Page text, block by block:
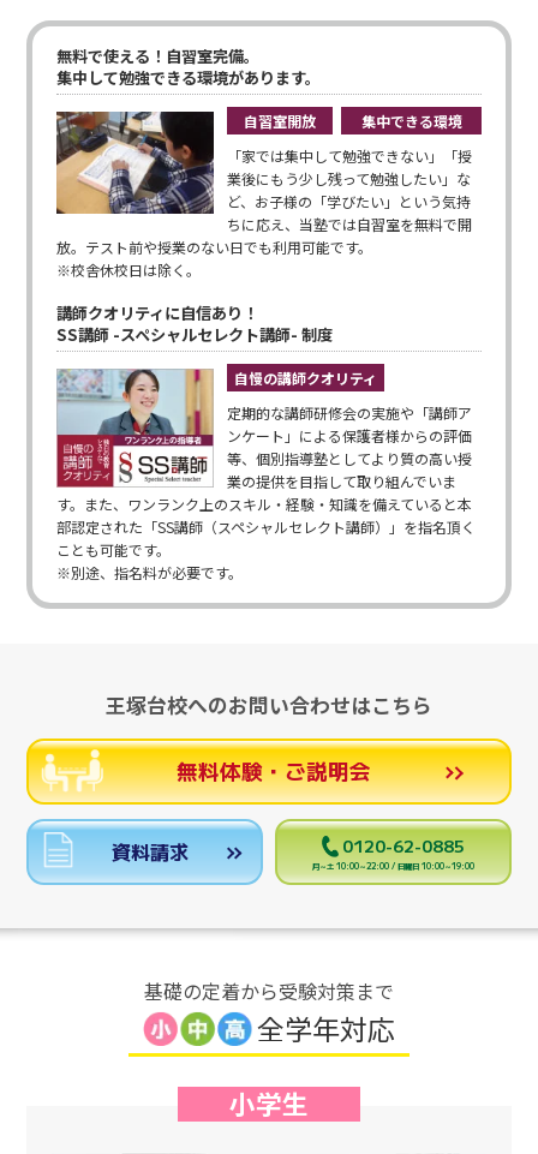
無料で使える！自習室完備。
集中して勉強できる環境があります。
自習室開放
集中できる環境
「家では集中して勉強できない」「授
業後にもう少し残って勉強したい」な
ど、お子様の「学びたい」という気持
ちに応え、当塾では自習室を無料で開
放。テスト前や授業のない日でも利用可能です。
※校舎休校日は除く。
講師クオリティに自信あり！
SS講師 -スペシャルセレクト講師- 制度
自慢の講師クオリティ
定期的な講師研修会の実施や「講師ア
ンケート」による保護者様からの評価
等、個別指導塾としてより質の高い授
業の提供を目指して取り組んでいま
す。また、ワンランク上のスキル・経験・知識を備えていると本
部認定された「SS講師（スペシャルセレクト講師）」を指名頂く
ことも可能です。
※別途、指名料が必要です。
王塚台校へのお問い合わせはこちら
無料体験・ご説明会
資料請求 0120-62-0885
月～土 10:00～22:00 / 日曜日 10:00～19:00
基礎の定着から受験対策まで
全学年対応
小学生